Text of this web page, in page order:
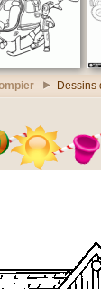
Dessins